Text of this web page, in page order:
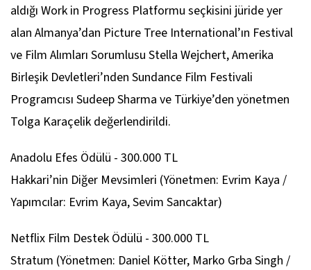
aldığı Work in Progress Platformu seçkisini jüride yer
alan Almanya’dan Picture Tree International’ın Festival
ve Film Alımları Sorumlusu Stella Wejchert, Amerika
Birleşik Devletleri’nden Sundance Film Festivali
Programcısı Sudeep Sharma ve Türkiye’den yönetmen
Tolga Karaçelik değerlendirildi.
Anadolu Efes Ödülü - 300.000 TL
Hakkari’nin Diğer Mevsimleri (Yönetmen: Evrim Kaya /
Yapımcılar: Evrim Kaya, Sevim Sancaktar)
Netflix Film Destek Ödülü - 300.000 TL
Stratum (Yönetmen: Daniel Kötter, Marko Grba Singh /